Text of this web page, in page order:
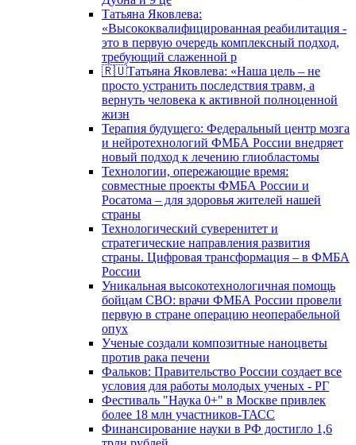
Татьяна Яковлева:
«Высококвалифицированная реабилитация -
это в первую очередь комплексный подход,
требующий слаженной р
🇷🇺Татьяна Яковлева: «Наша цель – не
просто устранить последствия травм, а
вернуть человека к активной полноценной
жизн
Терапия будущего: Федеральный центр мозга
и нейротехнологий ФМБА России внедряет
новый подход к лечению глиобластомы
Технологии, опережающие время:
совместные проекты ФМБА России и
Росатома – для здоровья жителей нашей
страны
Технологический суверенитет и
стратегические направления развития
страны. Цифровая трансформация – в ФМБА
России
Уникальная высокотехнологичная помощь
бойцам СВО: врачи ФМБА России провели
первую в стране операцию неоперабельной
опух
Ученые создали композитные наноцветы
против рака печени
Фальков: Правительство России создает все
условия для работы молодых ученых - РГ
Фестиваль "Наука 0+" в Москве привлек
более 18 млн участников-ТАСС
Финансирование науки в РФ достигло 1,6